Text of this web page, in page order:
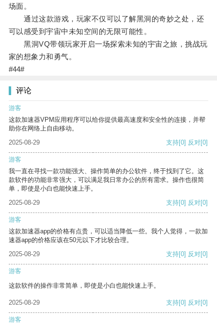
场面。
通过这款游戏，玩家不仅可以了解黑洞的奇妙之处，还
可以感受到宇宙中未知空间的无限可能性。
黑洞VQ带领玩家开启一场探索未知的宇宙之旅，挑战玩
家的想象力和勇气。
#44#
评论
游客
这款加速器VPM应用程序可以给你提供最高速度和安全性的连接，并帮
助你在网络上自由移动。
2025-08-29
支持[0] 反对[0]
游客
我一直在寻找一款功能强大、操作简单的办公软件，终于找到了它。这
款软件的功能非常强大，可以满足我日常办公的所有需求。操作也很简
单，即使是小白也能快速上手。
2025-08-29
支持[0] 反对[0]
游客
这款加速器app的价格有点贵，可以适当降低一些。我个人觉得，一款加
速器app的价格应该在50元以下才比较合理。
2025-08-29
支持[0] 反对[0]
游客
这款软件的操作非常简单，即使是小白也能快速上手。
2025-08-29 支持[0] 反对[0]
游客